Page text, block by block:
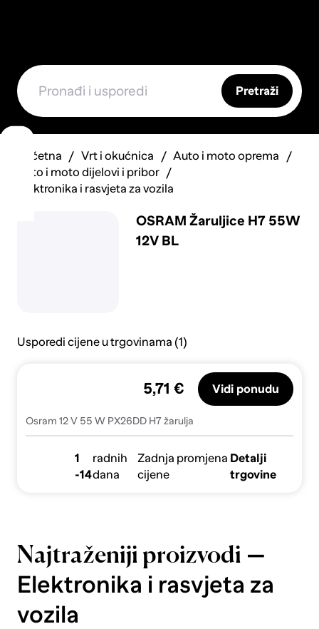
Pretraži
Početna Vrt i okućnica
Auto i moto oprema
Auto i moto dijelovi i pribor
Elektronika i rasvjeta za vozila
OSRAM Žaruljice H7 55W
12V BL
Usporedi cijene u trgovinama (1)
Osram 12 V 55 W PX26DD H7 žarulja
5,71 € Vidi ponudu
1
-14
radnih
dana
Zadnja promjena
cijene
Detalji
trgovine
Najtraženiji proizvodi —
Elektronika i rasvjeta za
vozila